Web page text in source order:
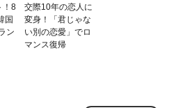
！8
国
ン
交際10年の恋人に
変身！「君じゃな
い別の恋愛」でロ
マンス復帰